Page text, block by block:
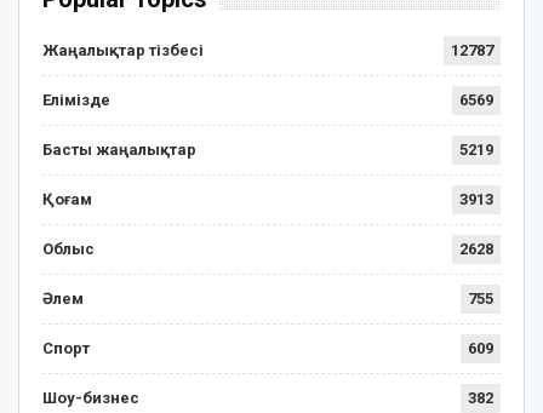
Жаңалықтар тізбесі 12787
Елімізде 6569
Басты жаңалықтар 5219
Қоғам 3913
Облыс 2628
Әлем 755
Спорт 609
Шоу-бизнес 382